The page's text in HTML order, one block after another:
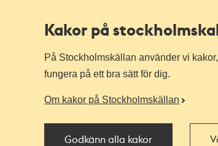
Kakor på
På Stockholmskällan använder vi
fungera på ett bra sätt för dig.
Om kakor på Stockholmskällan
Godkänn alla kakor